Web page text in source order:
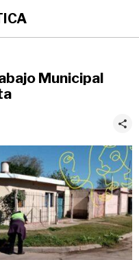
Municipal